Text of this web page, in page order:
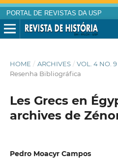
PORTAL DE REVISTAS DA USP
HOME / ARCHIVES / VOL. 4 NO. 9
Resenha Bibliográfica
Les Grecs en
archives de
Pedro Moacyr Campos